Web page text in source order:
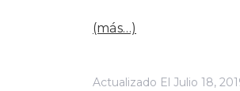
(más…)
Actualizado El Julio 18,